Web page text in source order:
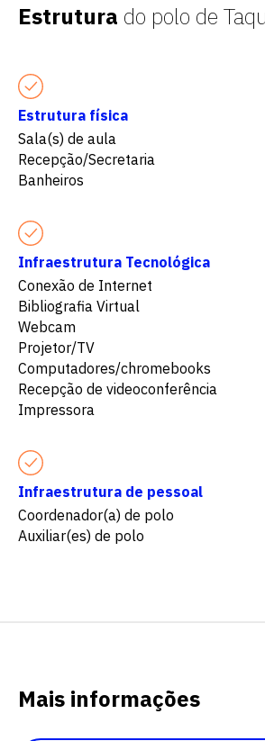
Estrutura do polo de
Estrutura física
Sala(s) de aula
Recepção/Secretaria
Banheiros
Infraestrutura Tecnológica
Conexão de Internet
Bibliografia Virtual
Webcam
Projetor/TV
Computadores/chromebooks
Recepção de videoconferência
Impressora
Infraestrutura de pessoal
Coordenador(a) de polo
Auxiliar(es) de polo
Mais informações